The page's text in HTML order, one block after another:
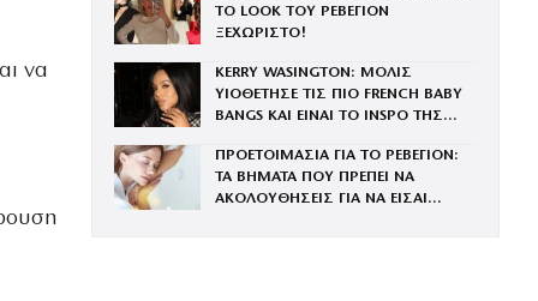
να
ΤΟ LOOK ΤΟΥ ΡΕΒΕΓΙΟΝ
ΞΕΧΩΡΙΣΤΟ!
KERRY WASINGTON: ΜΟΛΙΣ
ΥΙΟΘΕΤΗΣΕ ΤΙΣ ΠΙΟ FRENCH BABY
BANGS ΚΑΙ ΕΙΝΑΙ ΤΟ INSPO ΤΗΣ
ΠΡΟΕΤΟΙΜΑΣΙΑ ΓΙΑ ΤΟ ΡΕΒΕΓΙΟΝ:
ΤΑ ΒΗΜΑΤΑ ΠΟΥ ΠΡΕΠΕΙ ΝΑ
ΑΚΟΛΟΥΘΗΣΕΙΣ ΓΙΑ ΝΑ ΕΙΣΑΙ